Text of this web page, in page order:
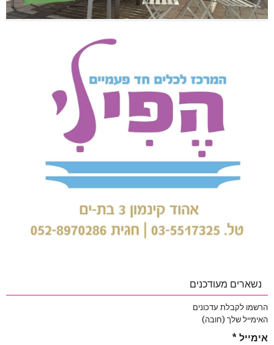
נשארים מעודכנים
הרשמו לקבלת עדכונים
האימייל שלך (חובה)
אימייל *